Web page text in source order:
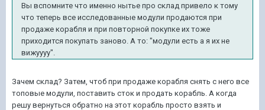
Вы вспомните что именно нытье про склад привело к тому
что теперь все исследованные модули продаются при
продаже корабля и при повторной покупке их тоже
приходится покупать заново. А то: "модули есть а я их не
вижуууу".
Зачем склад? Затем, чтоб при продаже корабля снять с него все
топовые модули, поставить сток и продать корабль. А когда
решу вернуться обратно на этот корабль просто взять и